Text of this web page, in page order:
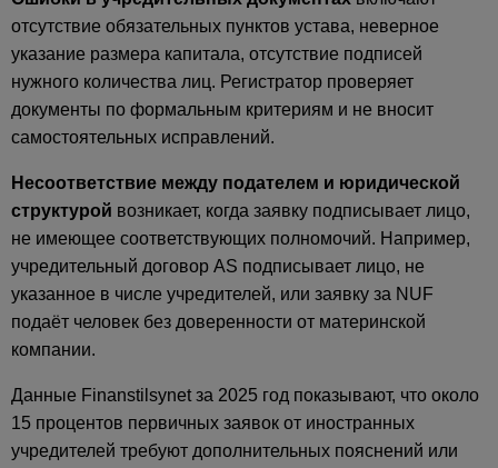
отсутствие обязательных пунктов устава, неверное
указание размера капитала, отсутствие подписей
нужного количества лиц. Регистратор проверяет
документы по формальным критериям и не вносит
самостоятельных исправлений.
Несоответствие между подателем и юридической
структурой возникает, когда заявку подписывает лицо,
не имеющее соответствующих полномочий. Например,
учредительный договор AS подписывает лицо, не
указанное в числе учредителей, или заявку за NUF
подаёт человек без доверенности от материнской
компании.
Данные Finanstilsynet за 2025 год показывают, что около
15 процентов первичных заявок от иностранных
учредителей требуют дополнительных пояснений или